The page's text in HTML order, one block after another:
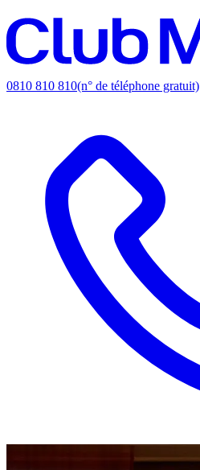
0810 810 810(n° de téléphone gratuit)